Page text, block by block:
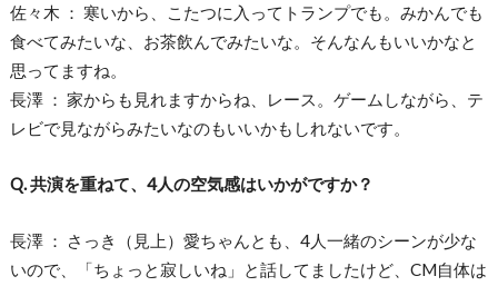
佐々木 ： 寒いから、こたつに入ってトランプでも。みかんでも
食べてみたいな、お茶飲んでみたいな。そんなんもいいかなと
思ってますね。
長澤 ： 家からも見れますからね、レース。ゲームしながら、テ
レビで見ながらみたいなのもいいかもしれないです。
Q. 共演を重ねて、4人の空気感はいかがですか？
長澤 ： さっき（見上）愛ちゃんとも、4人一緒のシーンが少な
いので、「ちょっと寂しいね」と話してましたけど、CM自体は